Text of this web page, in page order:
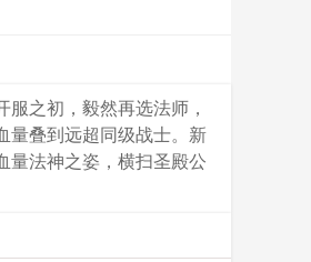
之初，毅然再选法师，
叠到远超同级战士。新
量法神之姿，横扫圣殿公